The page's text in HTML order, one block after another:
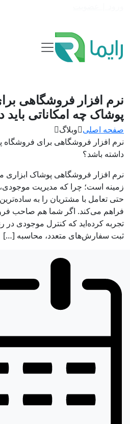
نرم افزار فروشگاهی
پوشاک چه امکاناتی باید
صفحه اصلیوبلاگ
نرم افزار فروشگاهی برای فروشگاه
داشته باشد؟
نرم افزار فروشگاهی پوشاک ابزاری
زمینه است؛ چرا که مدیریت
حتی تعامل با مشتریان را به
فراهم می‌کند. اگر شما هم صاحب
تجربه کرده‌اید که کنترل موجودی در
ثبت سفارش‌های متعدد، محاسبه […]